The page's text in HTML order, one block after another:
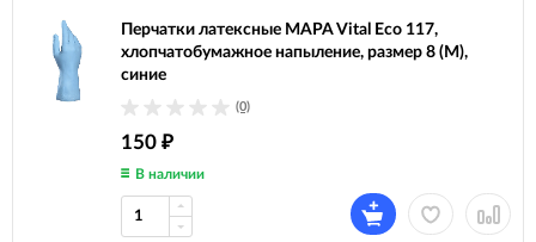
Перчатки латексные MAPA Vital Eco 117,
хлопчатобумажное напыление, размер 8 (M),
синие
(0)
150 ₽
В наличии